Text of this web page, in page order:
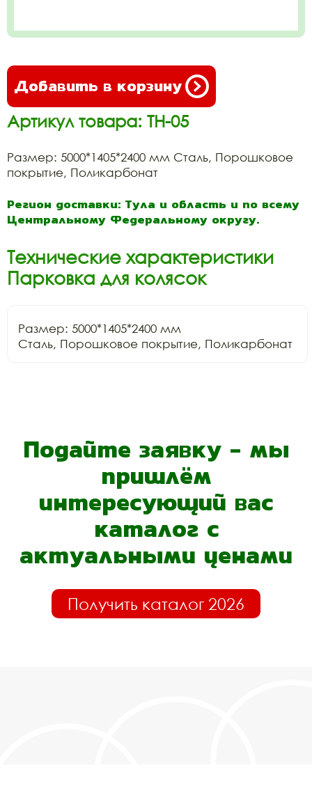
Добавить в корзину
Артикул товара: ТН-05
Размер: 5000*1405*2400 мм Сталь, Порошковое
покрытие, Поликарбонат
Регион доставки: Тула и область и по всему
Центральному Федеральному округу.
Технические характеристики
Парковка для колясок
Размер: 5000*1405*2400 мм
Сталь, Порошковое покрытие, Поликарбонат
Подайте заявку - мы
пришлём
интересующий вас
каталог с
актуальными ценами
Получить каталог 2026